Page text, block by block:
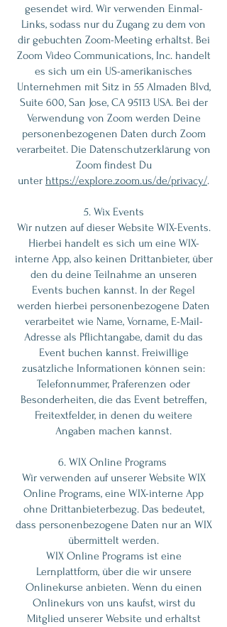
gesendet wird. Wir verwenden Einmal-
Links, sodass nur du Zugang zu dem von
dir gebuchten Zoom-Meeting erhältst. Bei
Zoom Video Communications, Inc. handelt
es sich um ein US-amerikanisches
Unternehmen mit Sitz in 55 Almaden Blvd,
Suite 600, San Jose, CA 95113 USA. Bei der
Verwendung von Zoom werden Deine
personenbezogenen Daten durch Zoom
verarbeitet. Die Datenschutzerklärung von
Zoom findest Du
unter https://explore.zoom.us/de/privacy/.
5. Wix Events
Wir nutzen auf dieser Website WIX-Events.
Hierbei handelt es sich um eine WIX-
interne App, also keinen Drittanbieter, über
den du deine Teilnahme an unseren
Events buchen kannst. In der Regel
werden hierbei personenbezogene Daten
verarbeitet wie Name, Vorname, E-Mail-
Adresse als Pflichtangabe, damit du das
Event buchen kannst. Freiwillige
zusätzliche Informationen können sein:
Telefonnummer, Präferenzen oder
Besonderheiten, die das Event betreffen,
Freitextfelder, in denen du weitere
Angaben machen kannst.
6. WIX Online Programs
Wir verwenden auf unserer Website WIX
Online Programs, eine WIX-interne App
ohne Drittanbieterbezug. Das bedeutet,
dass personenbezogene Daten nur an WIX
übermittelt werden.
WIX Online Programs ist eine
Lernplattform, über die wir unsere
Onlinekurse anbieten. Wenn du einen
Onlinekurs von uns kaufst, wirst du
Mitglied unserer Website und erhältst